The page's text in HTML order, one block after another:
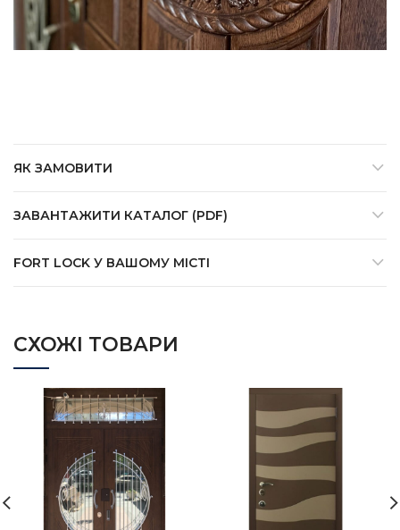
ЯК ЗАМОВИТИ
ЗАВАНТАЖИТИ КАТАЛОГ (PDF)
FORT LOCK У ВАШОМУ МІСТІ
СХОЖІ ТОВАРИ